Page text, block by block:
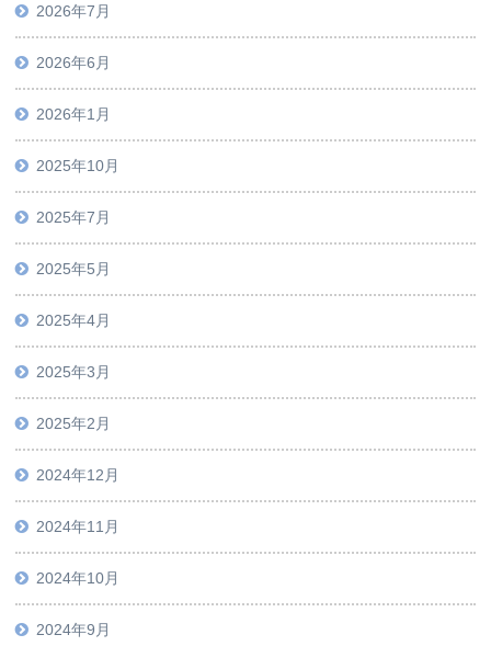
2026年7月
2026年6月
2026年1月
2025年10月
2025年7月
2025年5月
2025年4月
2025年3月
2025年2月
2024年12月
2024年11月
2024年10月
2024年9月